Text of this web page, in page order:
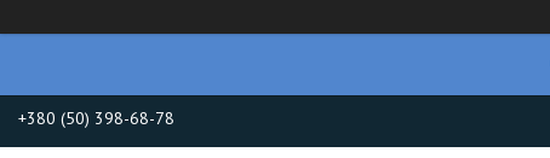
+380 (50) 398-68-78